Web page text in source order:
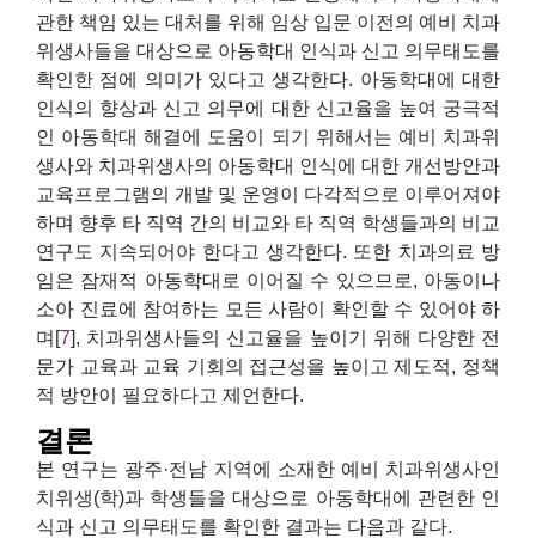
관한 책임 있는 대처를 위해 임상 입문 이전의 예비 치과
위생사들을 대상으로 아동학대 인식과 신고 의무태도를
확인한 점에 의미가 있다고 생각한다. 아동학대에 대한
인식의 향상과 신고 의무에 대한 신고율을 높여 궁극적
인 아동학대 해결에 도움이 되기 위해서는 예비 치과위
생사와 치과위생사의 아동학대 인식에 대한 개선방안과
교육프로그램의 개발 및 운영이 다각적으로 이루어져야
하며 향후 타 직역 간의 비교와 타 직역 학생들과의 비교
연구도 지속되어야 한다고 생각한다. 또한 치과의료 방
임은 잠재적 아동학대로 이어질 수 있으므로, 아동이나
소아 진료에 참여하는 모든 사람이 확인할 수 있어야 하
며[7], 치과위생사들의 신고율을 높이기 위해 다양한 전
문가 교육과 교육 기회의 접근성을 높이고 제도적, 정책
적 방안이 필요하다고 제언한다.
결론
본 연구는 광주·전남 지역에 소재한 예비 치과위생사인
치위생(학)과 학생들을 대상으로 아동학대에 관련한 인
식과 신고 의무태도를 확인한 결과는 다음과 같다.